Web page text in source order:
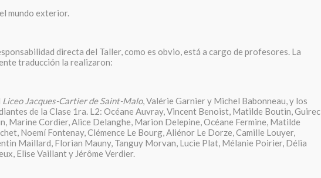
mundo exterior.
directa del Taller, como es obvio, está a cargo de profesores. La
traducción la realizaron:
Liceo Jacques-Cartier de Saint-Malo, Valérie Garnier y Michel Babonneau, y los
de la Clase 1ra. L2: Océane Auvray, Vincent Benoist, Matilde Boutin, Guirec
Marine Cordier, Alice Delanghe, Marion Delepine, Océane Fermine, Matilde
Noemí Fontenay, Clémence Le Bourg, Aliénor Le Dorze, Camille Louyer,
Maillard, Florian Mauny, Tanguy Morvan, Lucie Plat, Mélanie Poirier, Délia
Elise Vaillant y Jérôme Verdier.